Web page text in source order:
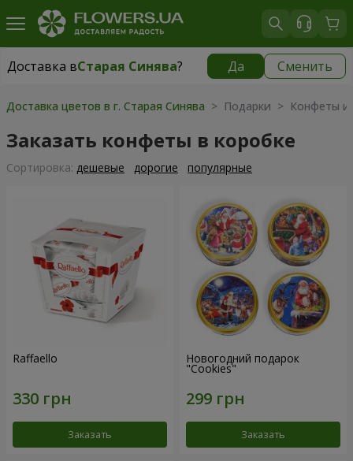
Доставка вСтарая Синява? Да Сменить
Доставка вСтарая Синява|1117 грн
Доставка цветов в г. Старая Синява > Подарки > Конфеты и
Заказать конфеты в коробке
Cортировка: дешевые дорогие популярные
Raffaello
Заказать
Новогодний подарок
"Cookies"
Заказать